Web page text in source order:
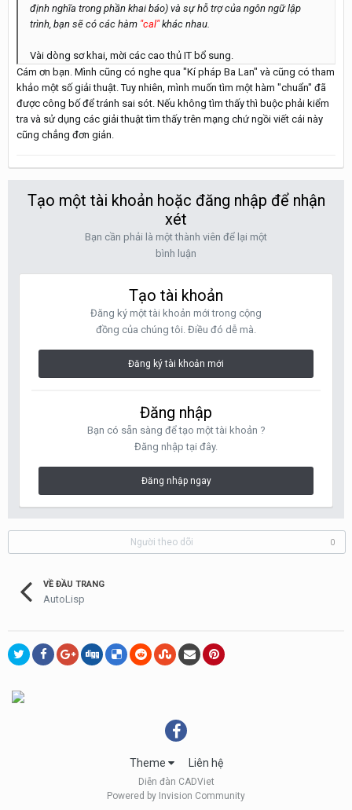
định nghĩa trong phần khai báo) và sự hỗ trợ của ngôn ngữ lập
trình, bạn sẽ có các hàm "cal"khác nhau.
Vài dòng sơ khai, mời các cao thủ IT bổ sung.
Cám ơn bạn. Mình cũng có nghe qua "Kí pháp Ba Lan" và cũng có tham
khảo một số giải thuật. Tuy nhiên, mình muốn tìm một hàm "chuẩn" đã
được công bố để tránh sai sót. Nếu không tìm thấy thì buộc phải kiểm
tra và sử dụng các giải thuật tìm thấy trên mạng chứ ngồi viết cái này
cũng chẳng đơn giản.
Tạo một tài khoản hoặc đăng nhập để nhận
xét
Bạn cần phải là một thành viên để lại một
bình luận
Tạo tài khoản
Đăng ký một tài khoản mới trong cộng
đồng của chúng tôi. Điều đó dễ mà.
Đăng ký tài khoản mới
Đăng nhập
Bạn có sẵn sàng để tạo một tài khoản ?
Đăng nhập tại đây.
Đăng nhập ngay
Người theo dõi 0
VỀ ĐẦU TRANG
AutoLisp
Theme Liên hệ
Diễn đàn CADViet
Powered by Invision Community